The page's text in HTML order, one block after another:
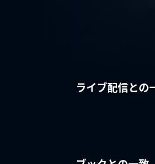
ライブ配信との